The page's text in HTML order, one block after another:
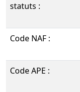
statuts :
Code NAF :
Code APE :